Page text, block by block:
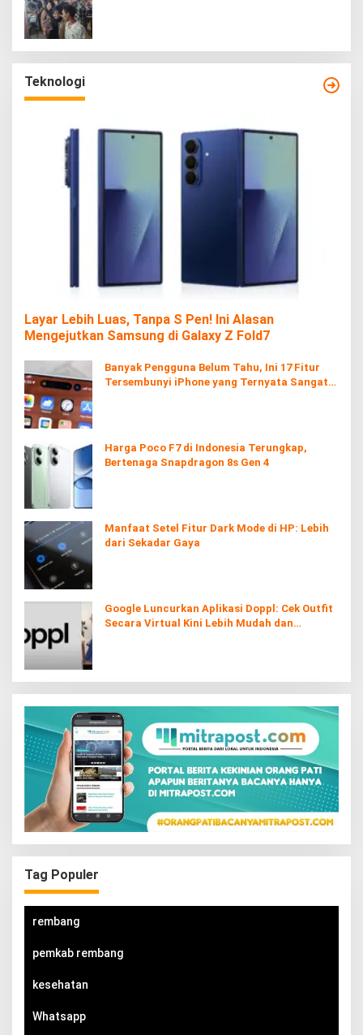
Teknologi
Layar Lebih Luas, Tanpa S Pen! Ini Alasan
Mengejutkan Samsung di Galaxy Z Fold7
Banyak Pengguna Belum Tahu, Ini 17 Fitur
Tersembunyi iPhone yang Ternyata Sangat
Harga Poco F7 di Indonesia Terungkap,
Bertenaga Snapdragon 8s Gen 4
Manfaat Setel Fitur Dark Mode di HP: Lebih
dari Sekadar Gaya
Google Luncurkan Aplikasi Doppl: Cek Outfit
Secara Virtual Kini Lebih Mudah dan
Tag Populer
rembang
pemkab rembang
kesehatan
Whatsapp